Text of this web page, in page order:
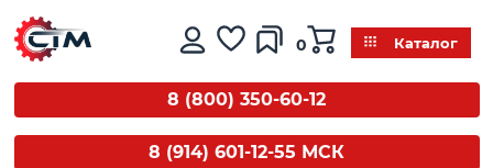
0 Каталог
8 (800) 350-60-12
8 (914) 601-12-55 МСК